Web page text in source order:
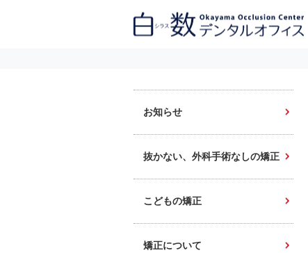
お知らせ
抜かない、外科手術なしの矯正
こどもの矯正
矯正について